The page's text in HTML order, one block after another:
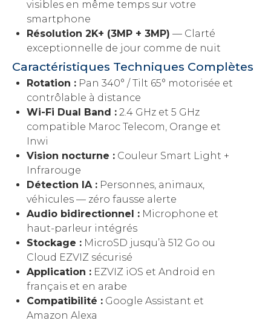
visibles en même temps sur votre
smartphone
Résolution 2K+ (3MP + 3MP) — Clarté
exceptionnelle de jour comme de nuit
Caractéristiques Techniques Complètes
Rotation : Pan 340° / Tilt 65° motorisée et
contrôlable à distance
Wi-Fi Dual Band : 2.4 GHz et 5 GHz
compatible Maroc Telecom, Orange et
Inwi
Vision nocturne : Couleur Smart Light +
Infrarouge
Détection IA : Personnes, animaux,
véhicules — zéro fausse alerte
Audio bidirectionnel : Microphone et
haut-parleur intégrés
Stockage : MicroSD jusqu’à 512 Go ou
Cloud EZVIZ sécurisé
Application : EZVIZ iOS et Android en
français et en arabe
Compatibilité : Google Assistant et
Amazon Alexa